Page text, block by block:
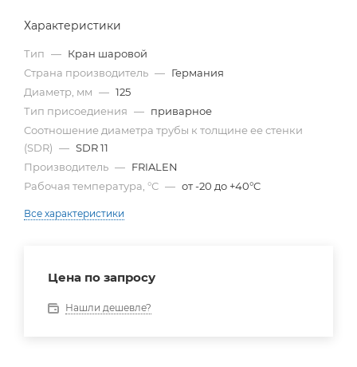
Характеристики
Тип — Кран шаровой
Страна производитель — Германия
Диаметр, мм — 125
Тип присоедиения — приварное
Cоотношение диаметра трубы к толщине ее стенки
(SDR) — SDR 11
Производитель — FRIALEN
Рабочая температура, °С — от -20 до +40°C
Все характеристики
Цена по запросу
Нашли дешевле?